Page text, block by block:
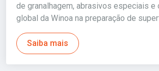
de granalhagem, abrasivos especiais e
global da Winoa na preparação de
Saiba mais